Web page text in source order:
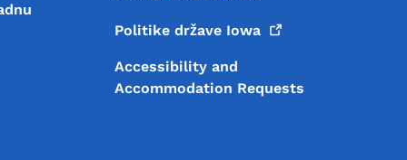
Politike države Iowa
Accessibility and
Accommodation Requests